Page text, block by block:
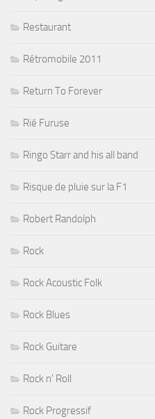
Restaurant
Rétromobile 2011
Return To Forever
Rié Furuse
Ringo Starr and his all band
Risque de pluie sur la F1
Robert Randolph
Rock
Rock Acoustic Folk
Rock Blues
Rock Guitare
Rock n' Roll
Rock Progressif